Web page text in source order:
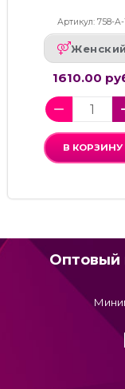
Артикул: 758-А-
Женский
1610.00
В КОРЗИНУ
Оптовый